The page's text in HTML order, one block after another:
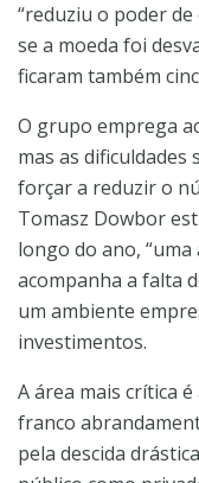
“reduziu o poder de
se a moeda foi
ficaram também
O grupo emprega
mas as dificuldades
forçar a reduzir o
Tomasz Dowbor
longo do ano, “uma
acompanha a falta
um ambiente
investimentos.
A área mais crítica
franco
pela descida